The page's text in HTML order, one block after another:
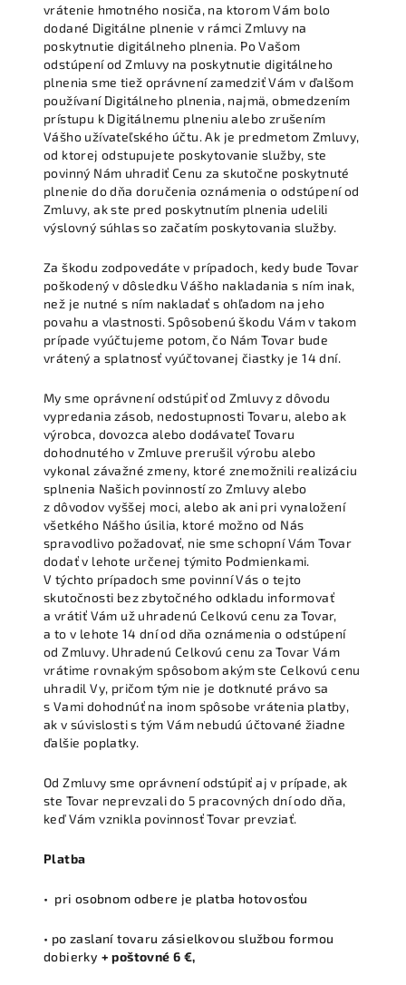
vrátenie hmotného nosiča, na ktorom Vám bolo
dodané Digitálne plnenie v rámci Zmluvy na
poskytnutie digitálneho plnenia. Po Vašom
odstúpení od Zmluvy na poskytnutie digitálneho
plnenia sme tiež oprávnení zamedziť Vám v ďalšom
používaní Digitálneho plnenia, najmä, obmedzením
prístupu k Digitálnemu plneniu alebo zrušením
Vášho užívateľského účtu. Ak je predmetom Zmluvy,
od ktorej odstupujete poskytovanie služby, ste
povinný Nám uhradiť Cenu za skutočne poskytnuté
plnenie do dňa doručenia oznámenia o odstúpení od
Zmluvy, ak ste pred poskytnutím plnenia udelili
výslovný súhlas so začatím poskytovania služby.
Za škodu zodpovedáte v prípadoch, kedy bude Tovar
poškodený v dôsledku Vášho nakladania s ním inak,
než je nutné s ním nakladať s ohľadom na jeho
povahu a vlastnosti. Spôsobenú škodu Vám v takom
prípade vyúčtujeme potom, čo Nám Tovar bude
vrátený a splatnosť vyúčtovanej čiastky je 14 dní.
My sme oprávnení odstúpiť od Zmluvy z dôvodu
vypredania zásob, nedostupnosti Tovaru, alebo ak
výrobca, dovozca alebo dodávateľ Tovaru
dohodnutého v Zmluve prerušil výrobu alebo
vykonal závažné zmeny, ktoré znemožnili realizáciu
splnenia Našich povinností zo Zmluvy alebo
z dôvodov vyššej moci, alebo ak ani pri vynaložení
všetkého Nášho úsilia, ktoré možno od Nás
spravodlivo požadovať, nie sme schopní Vám Tovar
dodať v lehote určenej týmito Podmienkami.
V týchto prípadoch sme povinní Vás o tejto
skutočnosti bez zbytočného odkladu informovať
a vrátiť Vám už uhradenú Celkovú cenu za Tovar,
a to v lehote 14 dní od dňa oznámenia o odstúpení
od Zmluvy. Uhradenú Celkovú cenu za Tovar Vám
vrátime rovnakým spôsobom akým ste Celkovú cenu
uhradil Vy, pričom tým nie je dotknuté právo sa
s Vami dohodnúť na inom spôsobe vrátenia platby,
ak v súvislosti s tým Vám nebudú účtované žiadne
ďalšie poplatky.
Od Zmluvy sme oprávnení odstúpiť aj v prípade, ak
ste Tovar neprevzali do 5 pracovných dní odo dňa,
keď Vám vznikla povinnosť Tovar prevziať.
Platba
• pri osobnom odbere je platba hotovosťou
• po zaslaní tovaru zásielkovou službou formou
dobierky + poštovné 6 €,